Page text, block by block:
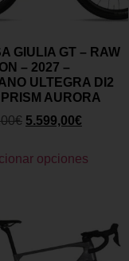
GIULIA GT – RAW
– 2027 –
ULTEGRA DI2
AURORA
€ 5.599,00€
opciones